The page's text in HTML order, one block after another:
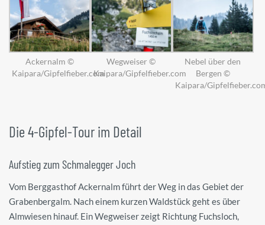
Ackernalm ©
Kaipara/Gipfelfieber.com
Wegweiser ©
Kaipara/Gipfelfieber.com
Nebel über den
Bergen ©
Kaipara/
Die 4-Gipfel-Tour im Detail
Aufstieg zum Schmalegger Joch
Vom Berggasthof Ackernalm führt der Weg in das Gebiet der
Grabenbergalm. Nach einem kurzen Waldstück geht es über
Almwiesen hinauf. Ein Wegweiser zeigt Richtung Fuchsloch,